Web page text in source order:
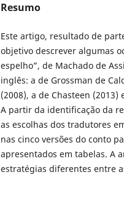
Resumo
Este artigo, resultado de
objetivo descrever algumas
espelho”, de Machado de
inglês: a de Grossman de
(2008), a de Chasteen
A partir da identificação da
as escolhas dos tradutores
nas cinco versões do conto
apresentados em tabelas. A
estratégias diferentes entre